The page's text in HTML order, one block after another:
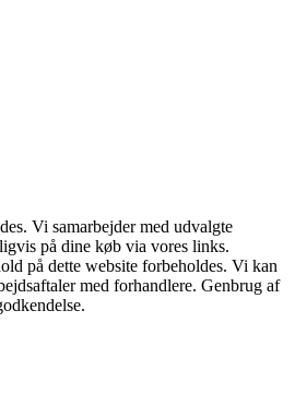
Vi samarbejder med udvalgte
på dine køb via vores links.
på dette website forbeholdes. Vi kan
med forhandlere. Genbrug af